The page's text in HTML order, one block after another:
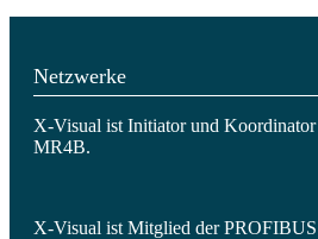
Netzwerke
X-Visual ist Initiator und
MR4B.
X-Visual ist Mitglied der